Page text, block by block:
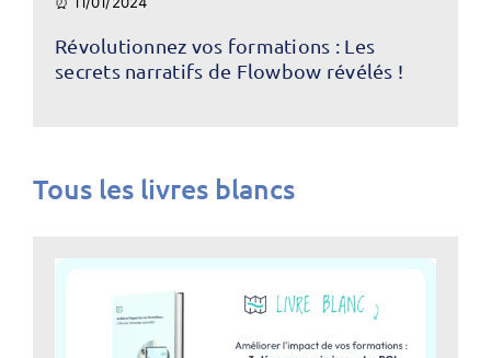
Révolutionnez vos formations : Les
secrets narratifs de Flowbow révélés !
Tous les livres blancs